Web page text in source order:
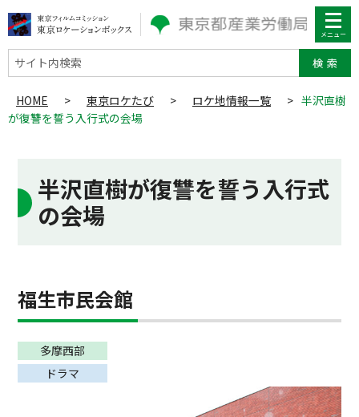
サイト内検索
HOME > 東京ロケたび > ロケ地情報一覧 > 半沢直樹
が復讐を誓う入行式の会場
半沢直樹が復讐を誓う入行式
の会場
福生市民会館
多摩⻄部
ドラマ